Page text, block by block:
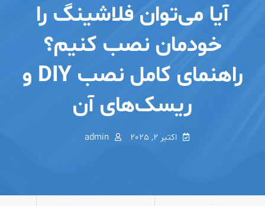
آیا می‌توان فلاشینگ را
خودمان نصب کنیم؟
راهنمای کامل نصب DIY و
ریسک‌های آن
اکتبر 2, 2025 admin